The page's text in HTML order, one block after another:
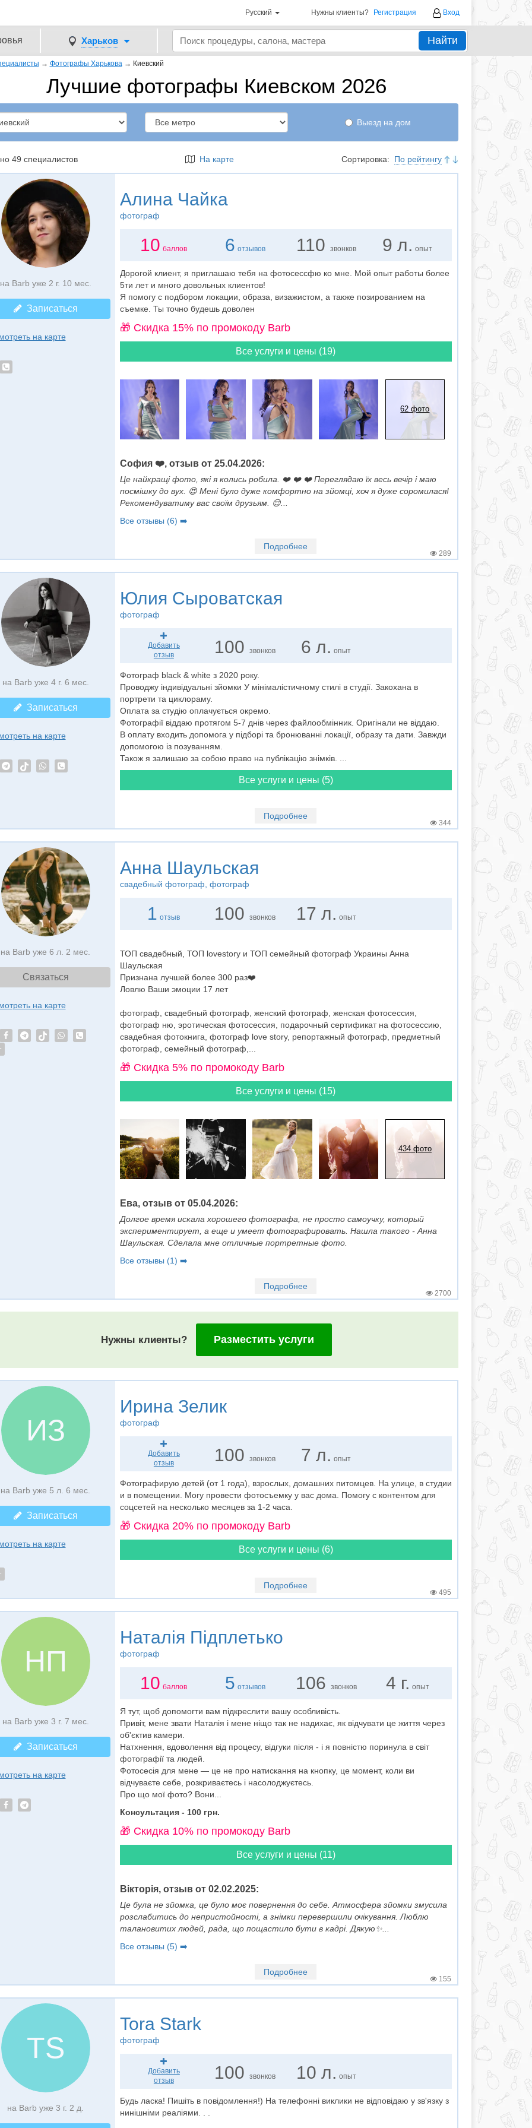
Русский Нужны клиенты? Регистрация Вход
Харьков Найти
→ Фотографы Харькова → Киевский
Лучшие фотографы Киевском 2026
Выезд на дом
49 специалистов На карте Сортировка: По рейтингу
на Barb уже 2 г. 10 мес.
Записаться
на карте
Алина Чайка
фотограф
10 баллов 6 отзывов 110 звонков 9 л. опыт
Дорогой клиент, я приглашаю тебя на фотосессфю ко мне. Мой опыт работы более
5ти лет и много довольных клиентов!
Я помогу с подбором локации, образа, визажистом, а также позированием на
съемке. Ты точно будешь доволен
🎁 Cкидка 15% по промокоду Barb
Все услуги и цены (19)
62 фото
София ❤️, отзыв от 25.04.2026:
Це найкращі фото, які я колись робила. ❤️ ❤️ ❤️ Переглядаю їх весь вечір і маю
посмішку до вух. 😍 Мені було дуже комфортно на зйомці, хоч я дуже соромилася!
Рекомендуватиму вас своїм друзьям. 😌...
Все отзывы (6) ➡️
Подробнее
289
на Barb уже 4 г. 6 мес.
Записаться
на карте
Юлия Сыроватская
фотограф
Добавить
отзыв
100звонков 6 л. опыт
Фотограф black & white з 2020 року.
Проводжу індивідуальні зйомки У мінімалістичному стилі в студії. Закохана в
портрети та циклораму.
Оплата за студію оплачується окремо.
Фотографії віддаю протягом 5-7 днів через файлообмінник. Оригінали не віддаю.
В оплату входить допомога у підборі та бронюванні локації, образу та дати. Завжди
допомогою із позуванням.
Також я залишаю за собою право на публікацію знімків. ...
Все услуги и цены (5)
Подробнее
344
на Barb уже 6 л. 2 мес.
Связаться
на карте
Анна Шаульская
свадебный фотограф , фотограф
1 отзыв 100звонков 17 л. опыт
ТОП свадебный, ТОП lovestory и ТОП семейный фотограф Украины Анна
Шаульская
Признана лучшей более 300 раз❤️
Ловлю Ваши эмоции 17 лет
фотограф, свадебный фотограф, женский фотограф, женская фотосессия,
фотограф ню, эротическая фотосессия, подарочный сертификат на фотосессию,
свадебная фотокнига, фотограф love story, репортажный фотограф, предметный
фотограф, семейный фотограф,...
🎁 Cкидка 5% по промокоду Barb
Все услуги и цены (15)
434 фото
Ева, отзыв от 05.04.2026:
Долгое время искала хорошего фотографа, не просто самоучку, который
экспериментирует, а еще и умеет фотографировать. Нашла такого - Анна
Шаульская. Сделала мне отличные портретные фото.
Все отзывы (1) ➡️
Подробнее
2700
Нужны клиенты? Разместить услуги
ИЗ
на Barb уже 5 л. 6 мес.
Записаться
на карте
Ирина Зелик
фотограф
Добавить
отзыв
100звонков 7 л. опыт
Фотографирую детей (от 1 года), взрослых, домашних питомцев. На улице, в студии
и в помещении. Могу провести фотосъемку у вас дома. Помогу с контентом для
соцсетей на несколько месяцев за 1-2 часа.
🎁 Cкидка 20% по промокоду Barb
Все услуги и цены (6)
Подробнее
495
НП
на Barb уже 3 г. 7 мес.
Записаться
на карте
Наталія Підплетько
фотограф
10 баллов 5 отзывов 106 звонков 4 г. опыт
Я тут, щоб допомогти вам підкреслити вашу особливість.
Привіт, мене звати Наталія і мене ніщо так не надихає, як відчувати це життя через
об'єктив камери.
Натхнення, вдоволення від процесу, відгуки після - і я повністю поринула в світ
фотографії та людей.
Фотосесія для мене — це не про натискання на кнопку, це момент, коли ви
відчуваєте себе, розкриваєтесь і насолоджуєтесь.
Про що мої фото? Вони...
Консультация - 100 грн.
🎁 Cкидка 10% по промокоду Barb
Все услуги и цены (11)
Вікторія, отзыв от 02.02.2025:
Це була не зйомка, це було моє повернення до себе. Атмосфера зйомки змусила
розслабитись до непристойності, а знімки перевершили очікування. Люблю
талановитих людей, рада, що пощастило бути в кадрі. Дякую✨...
Все отзывы (5) ➡️
Подробнее
155
TS
на Barb уже 3 г. 2 д.
Tora Stark
фотограф
Добавить
отзыв
100звонков 10 л. опыт
Будь ласка! Пишіть в повідомлення!) На телефонні виклики не відповідаю у зв'язку з
нинішніми реаліями. . .